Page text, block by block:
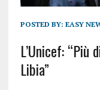
POSTED BY: EASY
L’Unicef:
Libia”